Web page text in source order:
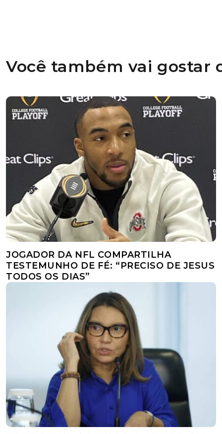
Você também vai gostar
JOGADOR DA NFL COMPARTILHA
TESTEMUNHO DE FÉ: “PRECISO DE JESUS
TODOS OS DIAS”